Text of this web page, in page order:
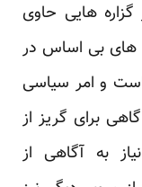
هایی حاوی
های بی اساس در
و امر سیاسی
برای گریز از
به آگاهی از